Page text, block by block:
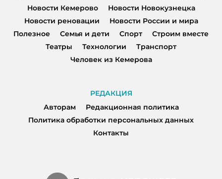
Новости Кемерово
Новости Новокузнецка
Новости реновации
Новости России и мира
Полезное
Семья и дети Спорт
Строим вместе
Театры
Технологии
Транспорт
Человек из Кемерова
РЕДАКЦИЯ
Авторам
Редакционная политика
Политика обработки персональных данных
Контакты